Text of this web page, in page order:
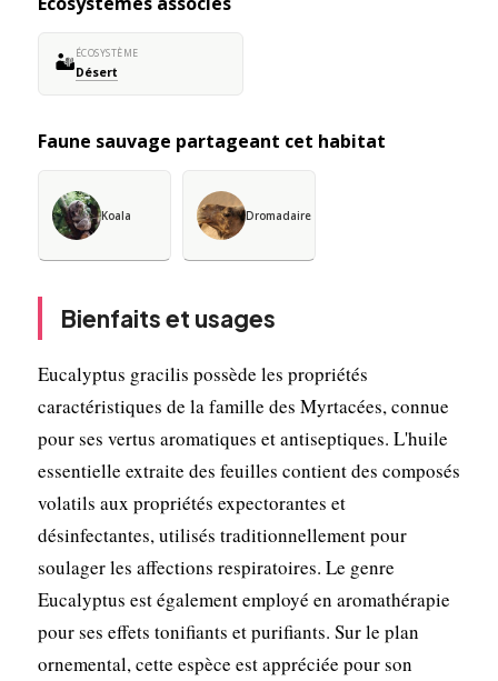
🏜️ÉCOSYSTÈME
Désert
Faune sauvage partageant cet habitat
Koala Dromadaire
Bienfaits et usages
Eucalyptus gracilis possède les propriétés
caractéristiques de la famille des Myrtacées, connue
pour ses vertus aromatiques et antiseptiques. L'huile
essentielle extraite des feuilles contient des composés
volatils aux propriétés expectorantes et
désinfectantes, utilisés traditionnellement pour
soulager les affections respiratoires. Le genre
Eucalyptus est également employé en aromathérapie
pour ses effets tonifiants et purifiants. Sur le plan
ornemental, cette espèce est appréciée pour son